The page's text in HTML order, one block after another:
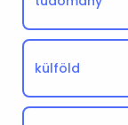
külföld